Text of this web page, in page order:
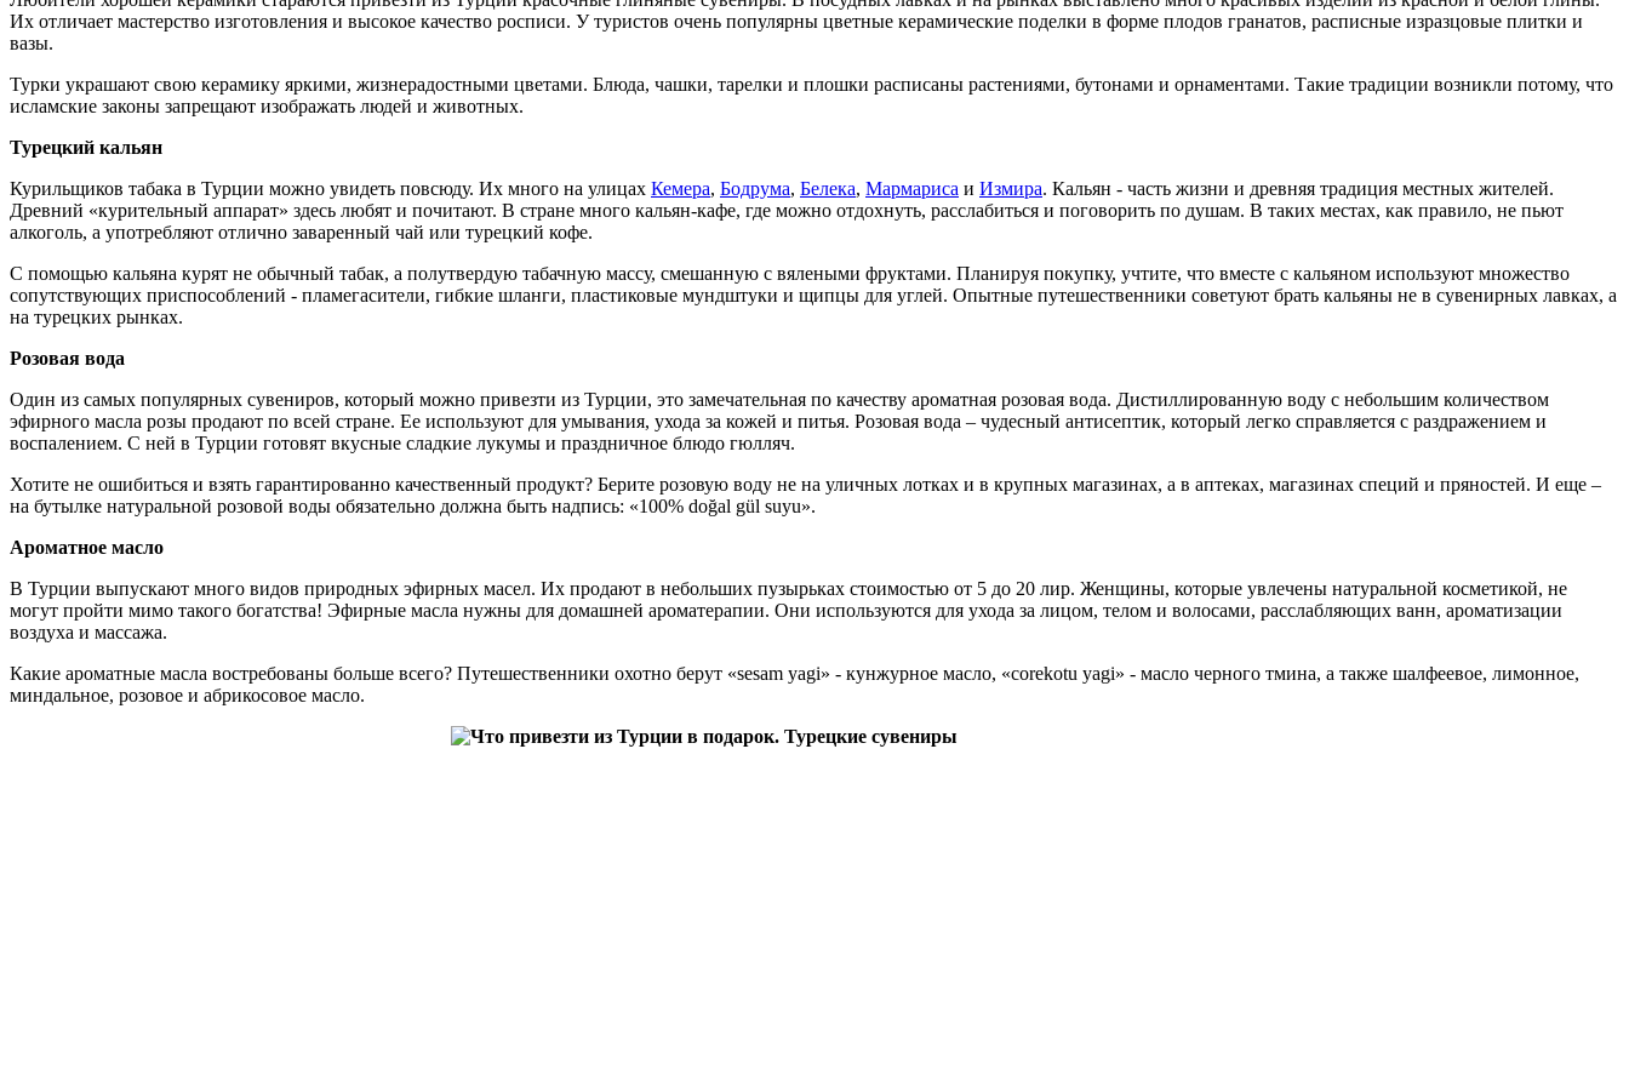
Их отличает мастерство изготовления и высокое качество росписи. У туристов очень популярны цветные керамические поделки в форме плодов гранатов, расписные изразцовые плитки и
вазы.
Турки украшают свою керамику яркими, жизнерадостными цветами. Блюда, чашки, тарелки и плошки расписаны растениями, бутонами и орнаментами. Такие традиции возникли потому, что
исламские законы запрещают изображать людей и животных.
Турецкий кальян
Курильщиков табака в Турции можно увидеть повсюду. Их много на улицах Кемера, Бодрума, Белека, Мармариса и Измира. Кальян - часть жизни и древняя традиция местных жителей.
Древний «курительный аппарат» здесь любят и почитают. В стране много кальян-кафе, где можно отдохнуть, расслабиться и поговорить по душам. В таких местах, как правило, не пьют
алкоголь, а употребляют отлично заваренный чай или турецкий кофе.
С помощью кальяна курят не обычный табак, а полутвердую табачную массу, смешанную с вялеными фруктами. Планируя покупку, учтите, что вместе с кальяном используют множество
сопутствующих приспособлений - пламегасители, гибкие шланги, пластиковые мундштуки и щипцы для углей. Опытные путешественники советуют брать кальяны не в сувенирных лавках, а
на турецких рынках.
Розовая вода
Один из самых популярных сувениров, который можно привезти из Турции, это замечательная по качеству ароматная розовая вода. Дистиллированную воду с небольшим количеством
эфирного масла розы продают по всей стране. Ее используют для умывания, ухода за кожей и питья. Розовая вода – чудесный антисептик, который легко справляется с раздражением и
воспалением. С ней в Турции готовят вкусные сладкие лукумы и праздничное блюдо гюлляч.
Хотите не ошибиться и взять гарантированно качественный продукт? Берите розовую воду не на уличных лотках и в крупных магазинах, а в аптеках, магазинах специй и пряностей. И еще –
на бутылке натуральной розовой воды обязательно должна быть надпись: «100% doğal gül suyu».
Ароматное масло
В Турции выпускают много видов природных эфирных масел. Их продают в небольших пузырьках стоимостью от 5 до 20 лир. Женщины, которые увлечены натуральной косметикой, не
могут пройти мимо такого богатства! Эфирные масла нужны для домашней ароматерапии. Они используются для ухода за лицом, телом и волосами, расслабляющих ванн, ароматизации
воздуха и массажа.
Какие ароматные масла востребованы больше всего? Путешественники охотно берут «sesam yagi» - кунжурное масло, «corekotu yagi» - масло черного тмина, а также шалфеевое, лимонное,
миндальное, розовое и абрикосовое масло.